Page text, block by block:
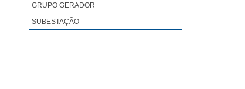
BATERIA PARA GERADOR DE ENERGIA
BOMBA INJETORA GERADOR
GRUPO GERADOR
SUBESTAÇÃO